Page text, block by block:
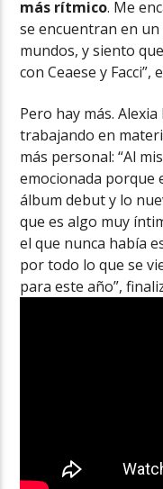
más rítmico. Me
se encuentran en
mundos, y siento
con Ceaese y Facci”,
Pero hay más.
trabajando en
más personal: “Al
emocionada porque
álbum debut y lo
que es algo muy
el que nunca había
por todo lo que se
para este año”,